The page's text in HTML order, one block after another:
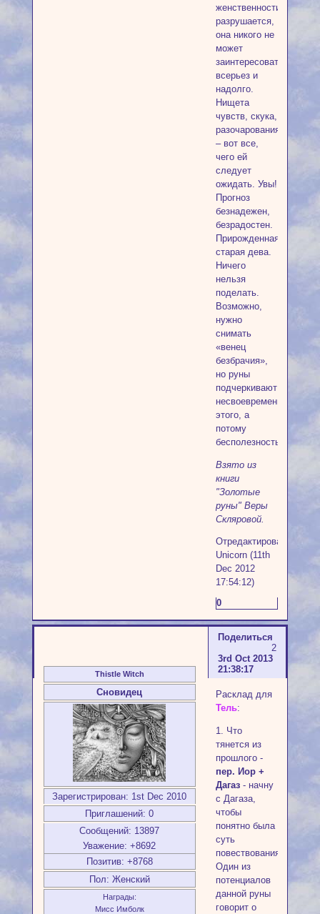
женственности
разрушается,
она никого не
может
заинтересовать
всерьез и
надолго.
Нищета
чувств, скука,
разочарования
– вот все,
чего ей
следует
ожидать. Увы!
Прогноз
безнадежен,
безрадостен.
Прирожденная
старая дева.
Ничего
нельзя
поделать.
Возможно,
нужно
снимать
«венец
безбрачия»,
но руны
подчеркивают
несвоевременность
этого, а
потому
бесполезность.
Взято из
книги
"Золотые
руны" Веры
Скляровой.
Отредактировано
Unicorn (11th
Dec 2012
17:54:12)
0
Поделиться
2
3rd Oct 2013
21:38:17
Thistle Witch
Сновидец
Зарегистрирован: 1st Dec 2010
Приглашений: 0
Сообщений: 13897
Уважение: +8692
Позитив: +8768
Пол: Женский
Награды:
Мисс Имболк
Расклад для
Тель:
1. Что
тянется из
прошлого -
пер. Иор +
Дагаз- начну
с Дагаза,
чтобы
понятно была
суть
повествования.
Один из
потенциалов
данной руны
говорит о